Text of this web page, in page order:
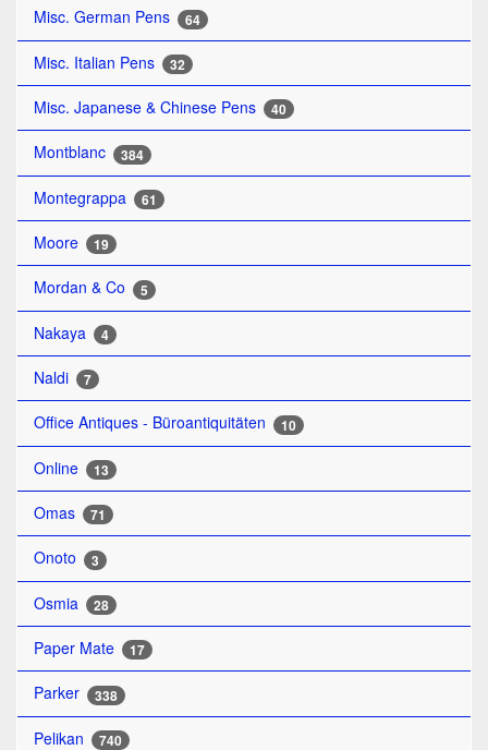
Misc. German Pens 64
Misc. Italian Pens 32
Misc. Japanese & Chinese Pens 40
Montblanc 384
Montegrappa 61
Moore 19
Mordan & Co 5
Nakaya 4
Naldi 7
Office Antiques - Büroantiquitäten 10
Online 13
Omas 71
Onoto 3
Osmia 28
Paper Mate 17
Parker 338
Pelikan 740